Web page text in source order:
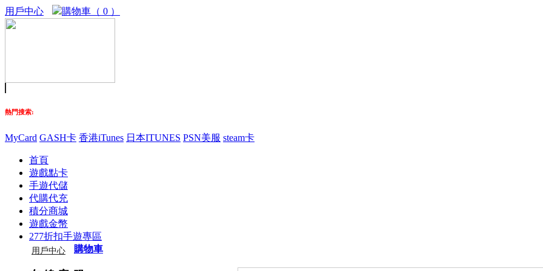
用戶中心 購物車（ 0 ）
熱門搜索:
MyCard GASH卡 香港iTunes 日本ITUNES PSN美服 steam卡
首頁
遊戲點卡
手遊代儲
代購代充
積分商城
遊戲金幣
277折扣手遊專區
用戶中心 購物車